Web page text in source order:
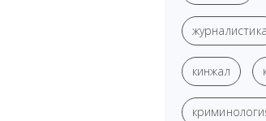
журналистика
кинжал